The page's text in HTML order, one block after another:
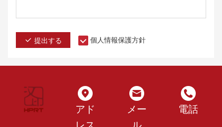
提出する 個人情報保護方針
アド
レス
メー
ル
電話